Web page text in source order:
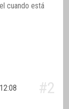
cuando está
#2